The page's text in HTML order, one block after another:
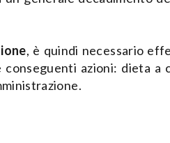
, è quindi necessario
azioni: dieta a